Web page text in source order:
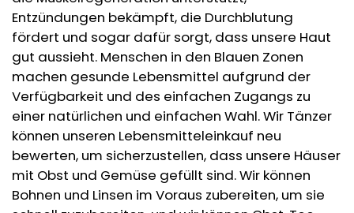
Entzündungen bekämpft, die Durchblutung
fördert und sogar dafür sorgt, dass unsere Haut
gut aussieht. Menschen in den Blauen Zonen
machen gesunde Lebensmittel aufgrund der
Verfügbarkeit und des einfachen Zugangs zu
einer natürlichen und einfachen Wahl. Wir Tänzer
können unseren Lebensmitteleinkauf neu
bewerten, um sicherzustellen, dass unsere Häuser
mit Obst und Gemüse gefüllt sind. Wir können
Bohnen und Linsen im Voraus zubereiten, um sie